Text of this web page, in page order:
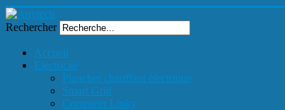
Rechercher
Accueil
Electricité
Plancher chauffant électrique
Smart Grid
Compteur Linky